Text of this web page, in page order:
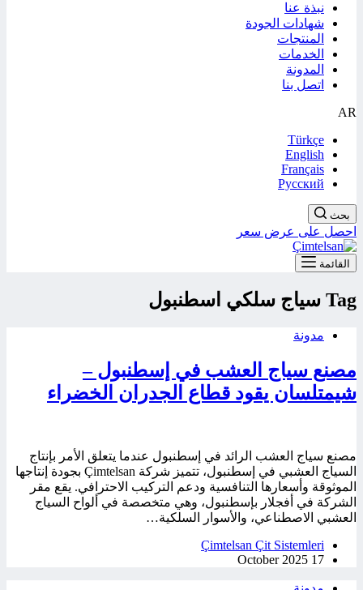
نبذة عنا
شهادات الجودة
المنتجات
الخدمات
المدونة
اتصل بنا
AR
Türkçe
English
Français
Русский
بحث
احصل على عرض سعر
القائمة
Tag سياج سلكي اسطنبول
مدونة
مصنع سياج العشب في إسطنبول –
شيمتلسان يقود قطاع الجدران الخضراء
مصنع سياج العشب الرائد في إسطنبول عندما يتعلق الأمر بإنتاج
السياج العشبي في إسطنبول، تتميز شركة Çimtelsan بجودة إنتاجها
الموثوقة وأسعارها التنافسية ودعم التركيب الاحترافي. يقع مقر
الشركة في أفجلار بإسطنبول، وهي متخصصة في ألواح السياج
العشبي الاصطناعي، والأسوار السلكية…
Çimtelsan Çit Sistemleri
17 October 2025